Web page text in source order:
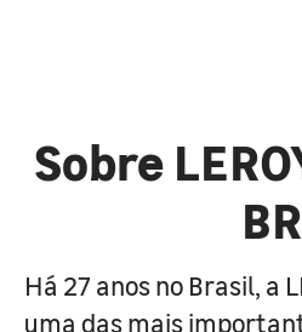
Sobre
BR
Há 27 anos no Brasil, a
uma das mais